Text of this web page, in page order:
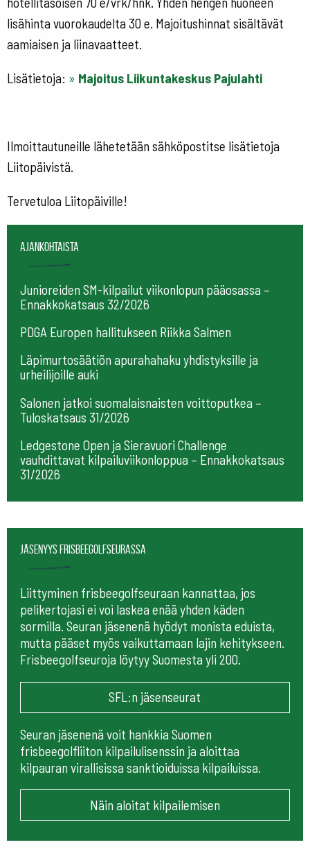
lisähinta vuorokaudelta 30 e. Majoitushinnat sisältävät
aamiaisen ja liinavaatteet.
Lisätietoja: » Majoitus Liikuntakeskus Pajulahti
Ilmoittautuneille lähetetään sähköpostitse lisätietoja
Liitopäivistä.
Tervetuloa Liitopäiville!
Ajankohtaista
Junioreiden SM-kilpailut viikonlopun pääosassa –
Ennakkokatsaus 32/2026
PDGA Europen hallitukseen Riikka Salmen
Läpimurtosäätiön apurahahaku yhdistyksille ja
urheilijoille auki
Salonen jatkoi suomalaisnaisten voittoputkea –
Tuloskatsaus 31/2026
Ledgestone Open ja Sieravuori Challenge
vauhdittavat kilpailuviikonloppua – Ennakkokatsaus
31/2026
Jäsenyys frisbeegolfseurassa
Liittyminen frisbeegolfseuraan kannattaa, jos
pelikertojasi ei voi laskea enää yhden käden
sormilla. Seuran jäsenenä hyödyt monista eduista,
mutta pääset myös vaikuttamaan lajin kehitykseen.
Frisbeegolfseuroja löytyy Suomesta yli 200.
SFL:n jäsenseurat
Seuran jäsenenä voit hankkia Suomen
frisbeegolfliiton kilpailulisenssin ja aloittaa
kilpauran virallisissa sanktioiduissa kilpailuissa.
Näin aloitat kilpailemisen